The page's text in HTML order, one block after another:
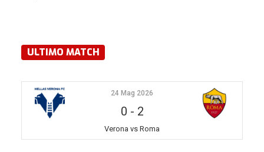
ULTIMO MATCH
24 Mag 2026
0 - 2
Verona vs Roma